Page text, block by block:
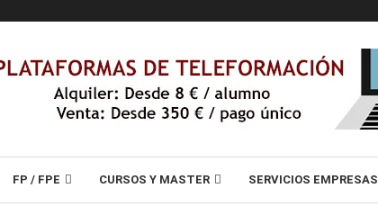
FP / FPE CURSOS Y MASTER SERVICIOS EMPRESAS